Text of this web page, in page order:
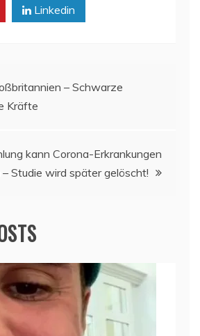
Linkedin
– Schwarze
Kräfte
kann Corona-Erkrankungen
Studie wird später gelöscht!